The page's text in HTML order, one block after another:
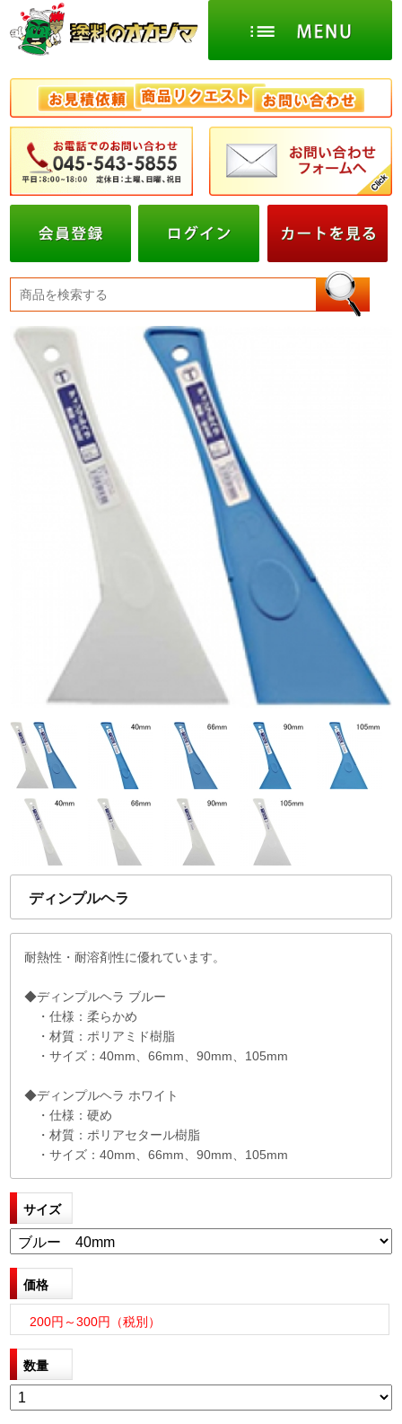
ディンプルヘラ
耐熱性・耐溶剤性に優れています。
◆ディンプルヘラ ブルー
・仕様：柔らかめ
・材質：ポリアミド樹脂
・サイズ：40mm、66mm、90mm、105mm
◆ディンプルヘラ ホワイト
・仕様：硬め
・材質：ポリアセタール樹脂
・サイズ：40mm、66mm、90mm、105mm
サイズ
価格
200円～300円（税別）
数量